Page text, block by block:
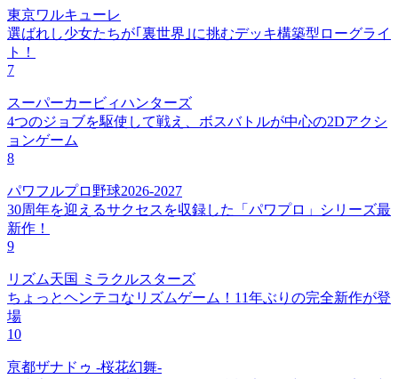
東京ワルキューレ
選ばれし少女たちが｢裏世界｣に挑むデッキ構築型ローグライ
ト！
7
スーパーカービィハンターズ
4つのジョブを駆使して戦え、ボスバトルが中心の2Dアクシ
ョンゲーム
8
パワフルプロ野球2026-2027
30周年を迎えるサクセスを収録した「パワプロ」シリーズ最
新作！
9
リズム天国 ミラクルスターズ
ちょっとヘンテコなリズムゲーム！11年ぶりの完全新作が登
場
10
亰都ザナドゥ -桜花幻舞-